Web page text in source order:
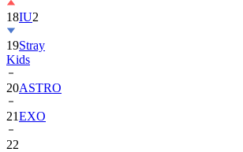
18IU2
19Stray
Kids
20ASTRO
21EXO
22